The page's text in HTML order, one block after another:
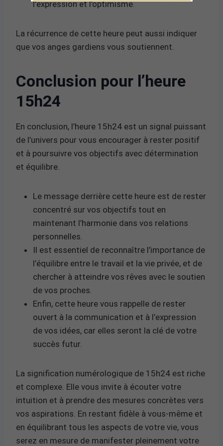
l’expression et l’optimisme.
La récurrence de cette heure peut aussi indiquer
que vos anges gardiens vous soutiennent.
Conclusion pour l’heure
15h24
En conclusion, l’heure 15h24 est un signal puissant
de l’univers pour vous encourager à rester positif
et à poursuivre vos objectifs avec détermination
et équilibre.
Le message derrière cette heure est de rester
concentré sur vos objectifs tout en
maintenant l’harmonie dans vos relations
personnelles.
Il est essentiel de reconnaître l’importance de
l’équilibre entre le travail et la vie privée, et de
chercher à atteindre vos rêves avec le soutien
de vos proches.
Enfin, cette heure vous rappelle de rester
ouvert à la communication et à l’expression
de vos idées, car elles seront la clé de votre
succès futur.
La signification numérologique de 15h24 est riche
et complexe. Elle vous invite à écouter votre
intuition et à prendre des mesures concrètes vers
vos aspirations. En restant fidèle à vous-même et
en équilibrant tous les aspects de votre vie, vous
serez en mesure de manifester pleinement votre